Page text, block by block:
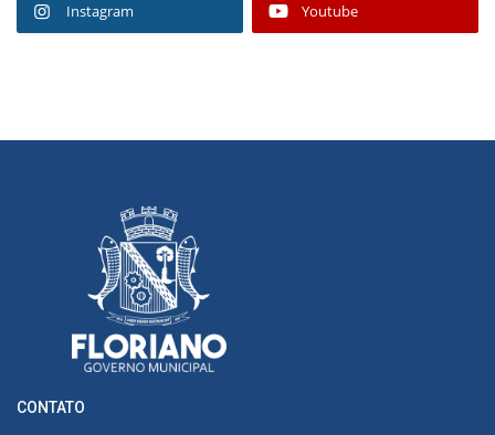
Instagram Youtube
CONTATO